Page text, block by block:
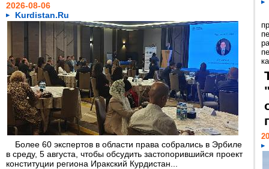
2026-08-06
Kurdistan.Ru
Более 60 экспертов в области права собрались в Эрбиле
в среду, 5 августа, чтобы обсудить застопорившийся проект
конституции региона Иракский Курдистан...